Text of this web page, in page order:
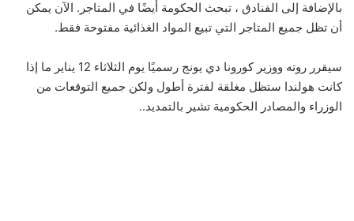
بالإضافة إلى الفنادق ، تبحث الحكومة أيضًا في المتاجر. الآن يمكن
أن تظل جميع المتاجر التي تبيع المواد الغذائية مفتوحة فقط.
سيقرر روته ووزير كورونا دي يونج رسميًا يوم الثلاثاء 12 يناير ما إذا
كانت هولندا ستظل مغلقة لفترة أطول ولكن جميع التوقعات من
الوزراء والمصادر الحكومية تشير بالتمديد..